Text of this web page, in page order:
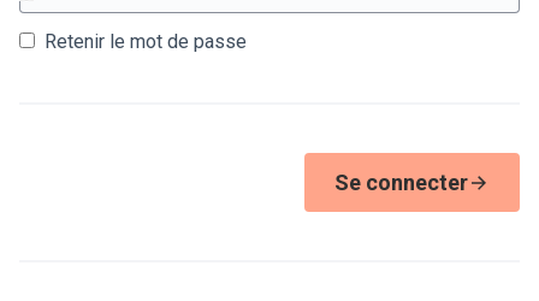
Retenir le mot de passe
Se connecter